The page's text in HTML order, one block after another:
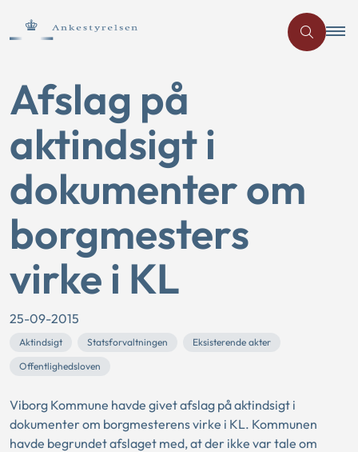
Afslag på
aktindsigt i
dokumenter om
borgmesters
virke i KL
25-09-2015
Aktindsigt Statsforvaltningen
Eksisterende akter
Offentlighedsloven
Viborg Kommune havde givet afslag på aktindsigt i
dokumenter om borgmesterens virke i KL. Kommunen
havde begrundet afslaget med, at der ikke var tale om